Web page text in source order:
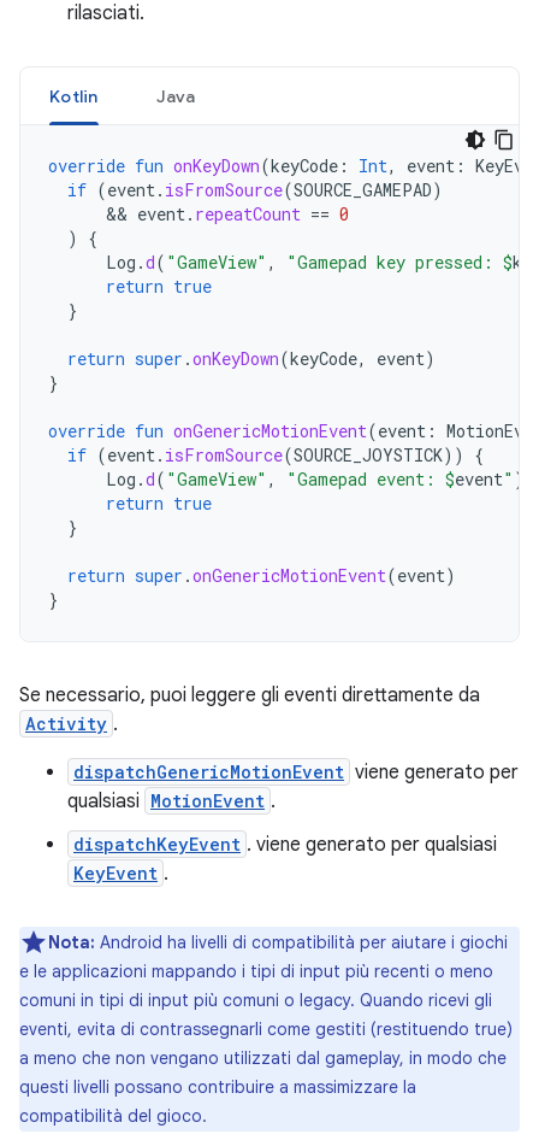
rilasciati.
Kotlin Java
override fun onKeyDown(keyCode : Int, event :
if (event. isFromSource(SOURCE_GAMEPAD)
      &&
event. repeatCount == 0
)
{
Log .d( "GameView" , "Gamepad key pressed: $
return true
}
return super .onKeyDown(keyCode, event)
}
override fun onGenericMotionEvent(event :
if (event. isFromSource(SOURCE_JOYSTICK))
{
Log .d( "GameView" , "Gamepad event: $event" )
return true
}
return super .onGenericMotionEvent(event)
}
Se necessario, puoi leggere gli eventi direttamente da
Activity .
dispatchGenericMotionEvent viene generato per
qualsiasi MotionEvent .
dispatchKeyEvent . viene generato per qualsiasi
KeyEvent .
Nota: Android ha livelli di compatibilità per aiutare i giochi
e le applicazioni mappando i tipi di input più recenti o meno
comuni in tipi di input più comuni o legacy. Quando ricevi gli
eventi, evita di contrassegnarli come gestiti (restituendo true)
a meno che non vengano utilizzati dal gameplay, in modo che
questi livelli possano contribuire a massimizzare la
compatibilità del gioco.